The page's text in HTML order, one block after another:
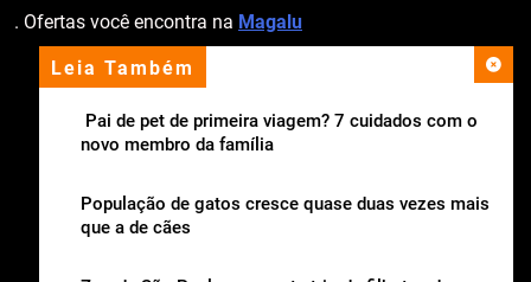
Leia Também
Pai de pet de primeira viagem? 7 cuidados com o
novo membro da família
População de gatos cresce quase duas vezes mais
que a de cães
. Ofertas você encontra na Magalu
apoio institucional